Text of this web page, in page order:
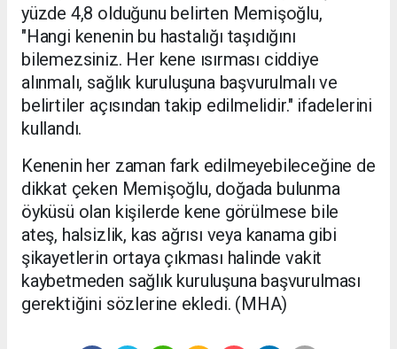
yüzde 4,8 olduğunu belirten Memişoğlu,
"Hangi kenenin bu hastalığı taşıdığını
bilemezsiniz. Her kene ısırması ciddiye
alınmalı, sağlık kuruluşuna başvurulmalı ve
belirtiler açısından takip edilmelidir." ifadelerini
kullandı.
Kenenin her zaman fark edilmeyebileceğine de
dikkat çeken Memişoğlu, doğada bulunma
öyküsü olan kişilerde kene görülmese bile
ateş, halsizlik, kas ağrısı veya kanama gibi
şikayetlerin ortaya çıkması halinde vakit
kaybetmeden sağlık kuruluşuna başvurulması
gerektiğini sözlerine ekledi. (MHA)